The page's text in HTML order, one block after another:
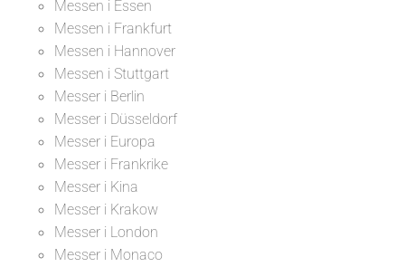
Messen i Essen
Messen i Frankfurt
Messen i Hannover
Messen i Stuttgart
Messer i Berlin
Messer i Düsseldorf
Messer i Europa
Messer i Frankrike
Messer i Kina
Messer i Krakow
Messer i London
Messer i Monaco